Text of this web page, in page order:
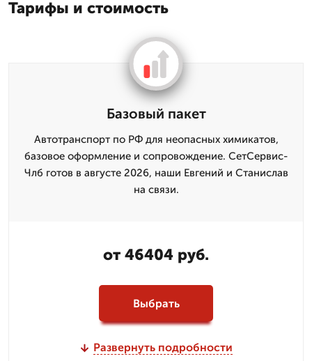
Тарифы и стоимость
Базовый пакет
Автотранспорт по РФ для неопасных химикатов,
базовое оформление и сопровождение. СетСервис-
Члб готов в августе 2026, наши Евгений и Станислав
на связи.
от 46404 руб.
Выбрать
Развернуть подробности